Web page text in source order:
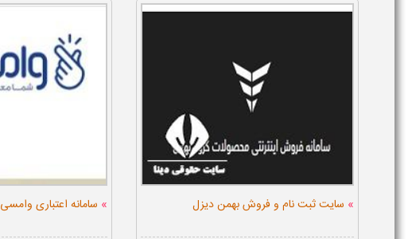
» سایت ثبت نام و فروش بهمن دیزل » سامانه اعتباری وامسی